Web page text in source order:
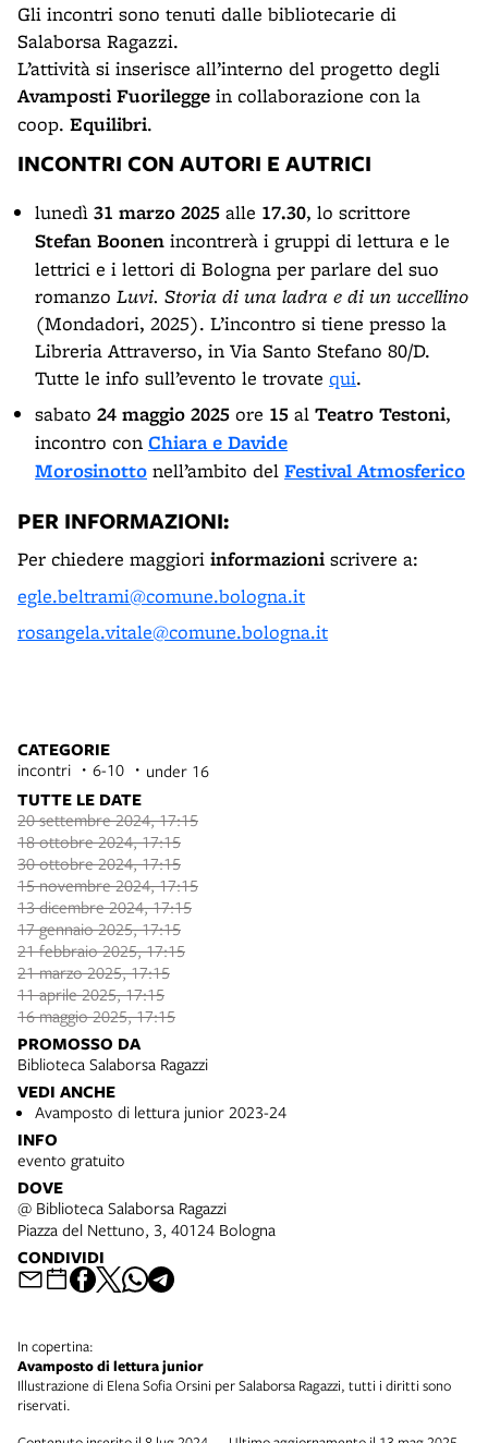
Gli incontri sono tenuti dalle bibliotecarie di
Salaborsa Ragazzi.
L’attività si inserisce all’interno del progetto degli
Avamposti Fuorilegge in collaborazione con la
coop. Equilibri.
INCONTRI CON AUTORI E AUTRICI
lunedì 31 marzo 2025 alle 17.30, lo scrittore
Stefan Boonen incontrerà i gruppi di lettura e le
lettrici e i lettori di Bologna per parlare del suo
romanzo Luvi. Storia di una ladra e di un uccellino
(Mondadori, 2025). L’incontro si tiene presso la
Libreria Attraverso, in Via Santo Stefano 80/D.
Tutte le info sull’evento le trovate qui.
sabato 24 maggio 2025 ore 15 al Teatro Testoni,
incontro con Chiara e Davide
Morosinotto nell’ambito del Festival Atmosferico
PER INFORMAZIONI:
Per chiedere maggiori informazioni scrivere a:
egle.beltrami@comune.bologna.it
rosangela.vitale@comune.bologna.it
CATEGORIE
incontri 6-10 under 16
TUTTE LE DATE
20 settembre 2024, 17:15
18 ottobre 2024, 17:15
30 ottobre 2024, 17:15
15 novembre 2024, 17:15
13 dicembre 2024, 17:15
17 gennaio 2025, 17:15
21 febbraio 2025, 17:15
21 marzo 2025, 17:15
11 aprile 2025, 17:15
16 maggio 2025, 17:15
PROMOSSO DA
Biblioteca Salaborsa Ragazzi
VEDI ANCHE
Avamposto di lettura junior 2023-24
INFO
evento gratuito
DOVE
@ Biblioteca Salaborsa Ragazzi
Piazza del Nettuno, 3, 40124 Bologna
CONDIVIDI
In copertina:
Avamposto di lettura junior
Illustrazione di Elena Sofia Orsini per Salaborsa Ragazzi, tutti i diritti sono
riservati.